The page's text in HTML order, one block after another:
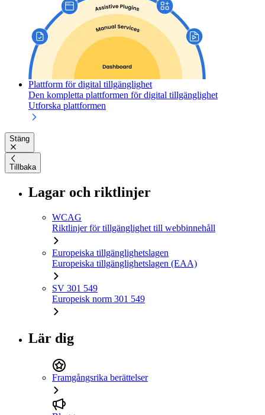
Plattform för digital tillgänglighet
Den kompletta plattformen för digital tillgänglighet
Utforska plattformen
Stäng
Tillbaka
Lagar och riktlinjer
WCAG
Riktlinjer för tillgänglighet till webbinnehåll
Europeiska tillgänglighetslagen
Europeiska tillgänglighetslagen (EAA)
SV 301 549
Europeisk norm 301 549
Lär dig
Framgångsrika berättelser